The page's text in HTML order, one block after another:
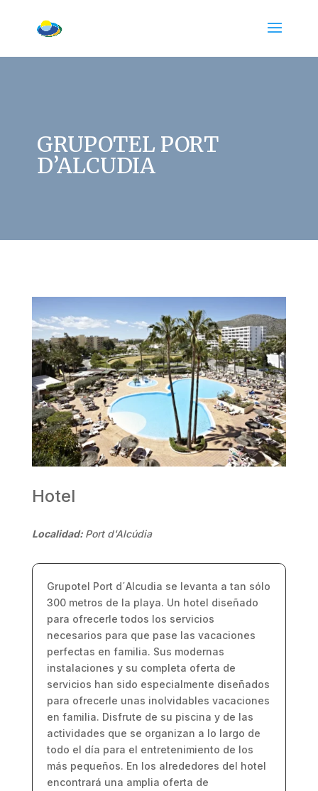
GRUPOTEL PORT
D’ALCUDIA
Hotel
Localidad: Port d'Alcúdia
Grupotel Port d´Alcudia se levanta a tan sólo
300 metros de la playa. Un hotel diseñado
para ofrecerle todos los servicios
necesarios para que pase las vacaciones
perfectas en familia. Sus modernas
instalaciones y su completa oferta de
servicios han sido especialmente diseñados
para ofrecerle unas inolvidables vacaciones
en familia. Disfrute de su piscina y de las
actividades que se organizan a lo largo de
todo el día para el entretenimiento de los
más pequeños. En los alrededores del hotel
encontrará una amplia oferta de